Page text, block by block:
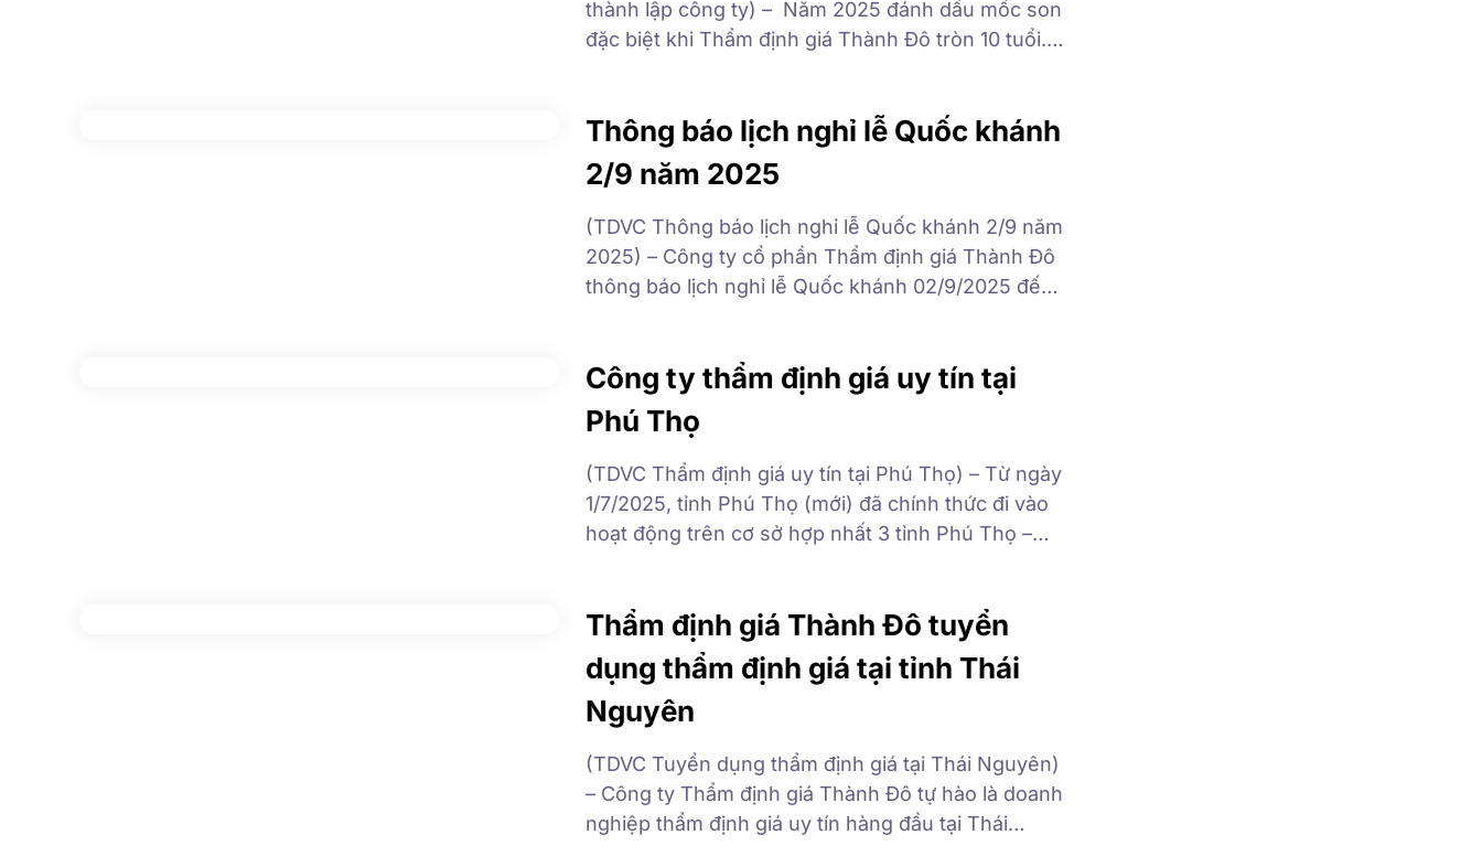
thành lập công ty) – Năm 2025 đánh dấu mốc son
đặc biệt khi Thẩm định giá Thành Đô tròn 10 tuổi.
thức, không ngừng […]
Thông báo lịch nghỉ lễ Quốc khánh
2/9 năm 2025
(TDVC Thông báo lịch nghỉ lễ Quốc khánh 2/9 năm
2025) – Công ty cổ phần Thẩm định giá Thành Đô
thông báo lịch nghỉ lễ Quốc khánh 02/9/2025 đến
Thời gian đi làm lại: ngày 03/9/2025 […]
Công ty thẩm định giá uy tín tại
Phú Thọ
(TDVC Thẩm định giá uy tín tại Phú Thọ) – Từ ngày
1/7/2025, tỉnh Phú Thọ (mới) đã chính thức đi vào
hoạt động trên cơ sở hợp nhất 3 tỉnh Phú Thọ –
triển […]
Thẩm định giá Thành Đô tuyển
dụng thẩm định giá tại tỉnh Thái
Nguyên
(TDVC Tuyển dụng thẩm định giá tại Thái Nguyên)
– Công ty Thẩm định giá Thành Đô tự hào là doanh
nghiệp thẩm định giá uy tín hàng đầu tại Thái